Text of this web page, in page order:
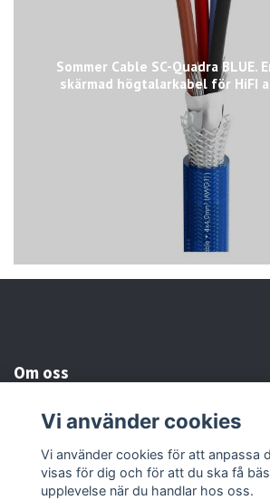
Sommer Cable SC-Quadra BLUE.
skärmad högtalarkabel för HiFI
Om oss
Kundtjänst
Läs mer
Vi använder cookies
Vi använder cookies för att anpassa
visas för dig och för att du ska få
upplevelse när du handlar hos oss.